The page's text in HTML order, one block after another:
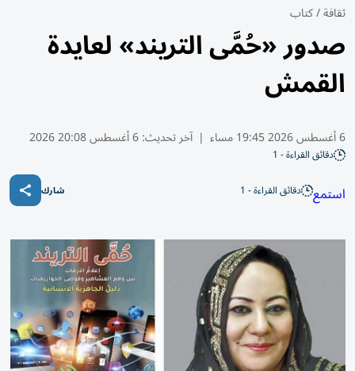
ثقافة/كتاب
صدور «حُمَّى التريند» لعايدة
القمش
6 أغسطس 2026 19:45 مساء | آخر تحديث:6 أغسطس 20:08 2026
دقائق القراءة - 1
استمع دقائق القراءة - 1 شارك